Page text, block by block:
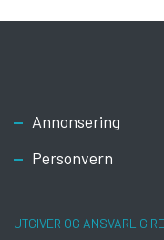
Footer
Annonsering
Personvern
UTGIVER OG ANSVARLIG